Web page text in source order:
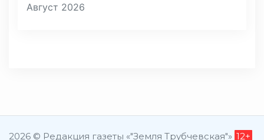
Август 2026
2026 © Редакция газеты «"Земля Трубчевская"» 12+